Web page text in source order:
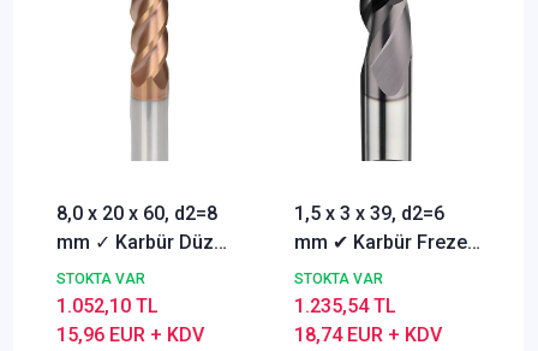
8,0 x 20 x 60, d2=8
mm ✓ Karbür Düz
Freze, Parmak freze
ucu Z=4,TiSiN
Kaplamalı
STOKTA VAR
15,96 EUR + KDV
1.052,10 TL
1,5 x 3 x 39, d2=6
mm ✔ Karbür Freze
ucu, Z=3, Kaplamalı,
30°
STOKTA VAR
18,74 EUR + KDV
1.235,54 TL